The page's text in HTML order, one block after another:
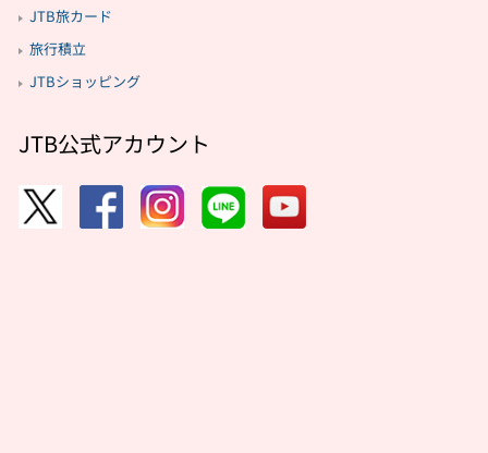
JTB旅カード
旅行積立
JTBショッピング
JTB公式アカウント